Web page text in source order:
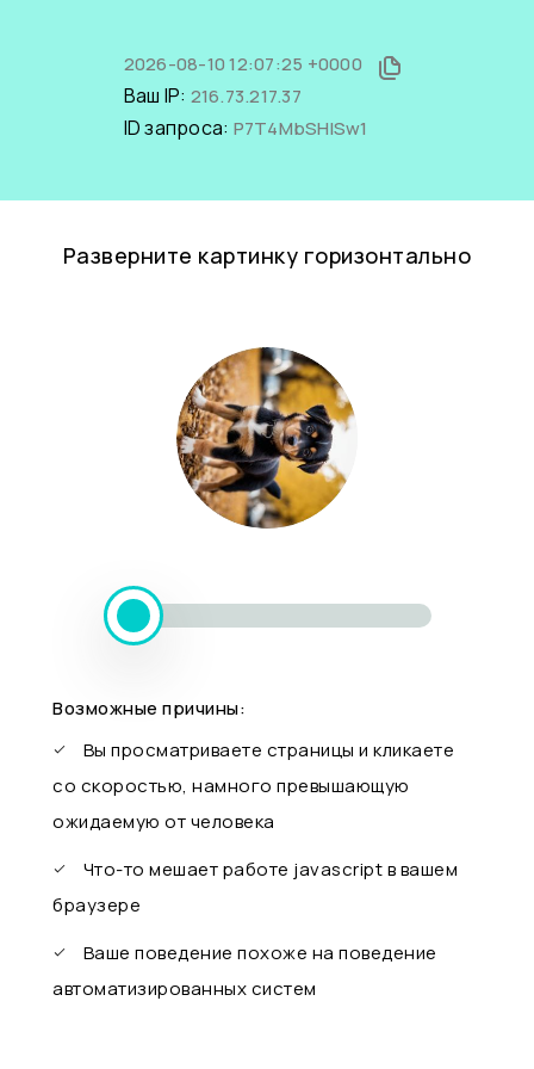
2026-08-10 12:07:25 +0000
Ваш IP: 216.73.217.37
ID запроса: P7T4MbSHlSw1
Разверните картинку горизонтально
Возможные причины:
Вы просматриваете страницы и кликаете
со скоростью, намного превышающую
ожидаемую от человека
Что-то мешает работе javascript в вашем
браузере
Ваше поведение похоже на поведение
автоматизированных систем